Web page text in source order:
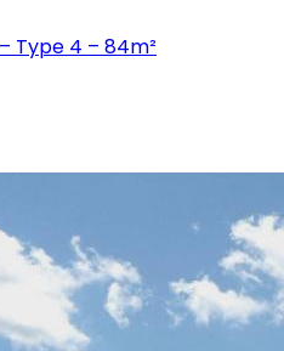
Type 4 – 84m²